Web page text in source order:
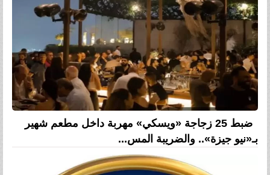
ضبط 25 زجاجة «ويسكي» مهربة داخل مطعم شهير
بـ«نيو جيزة».. والضريبة المس...